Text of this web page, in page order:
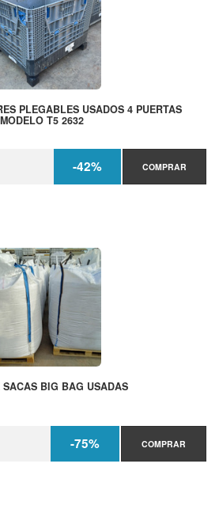
PLEGABLES USADOS 4 PUERTAS
MODELO T5 2632
-42% COMPRAR
SACAS BIG BAG USADAS
-75% COMPRAR